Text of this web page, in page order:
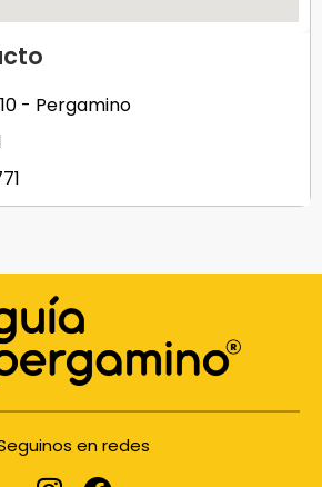
- Pergamino
en redes